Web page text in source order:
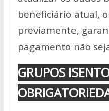
beneficiário atual,
previamente,
pagamento não
GRUPOS